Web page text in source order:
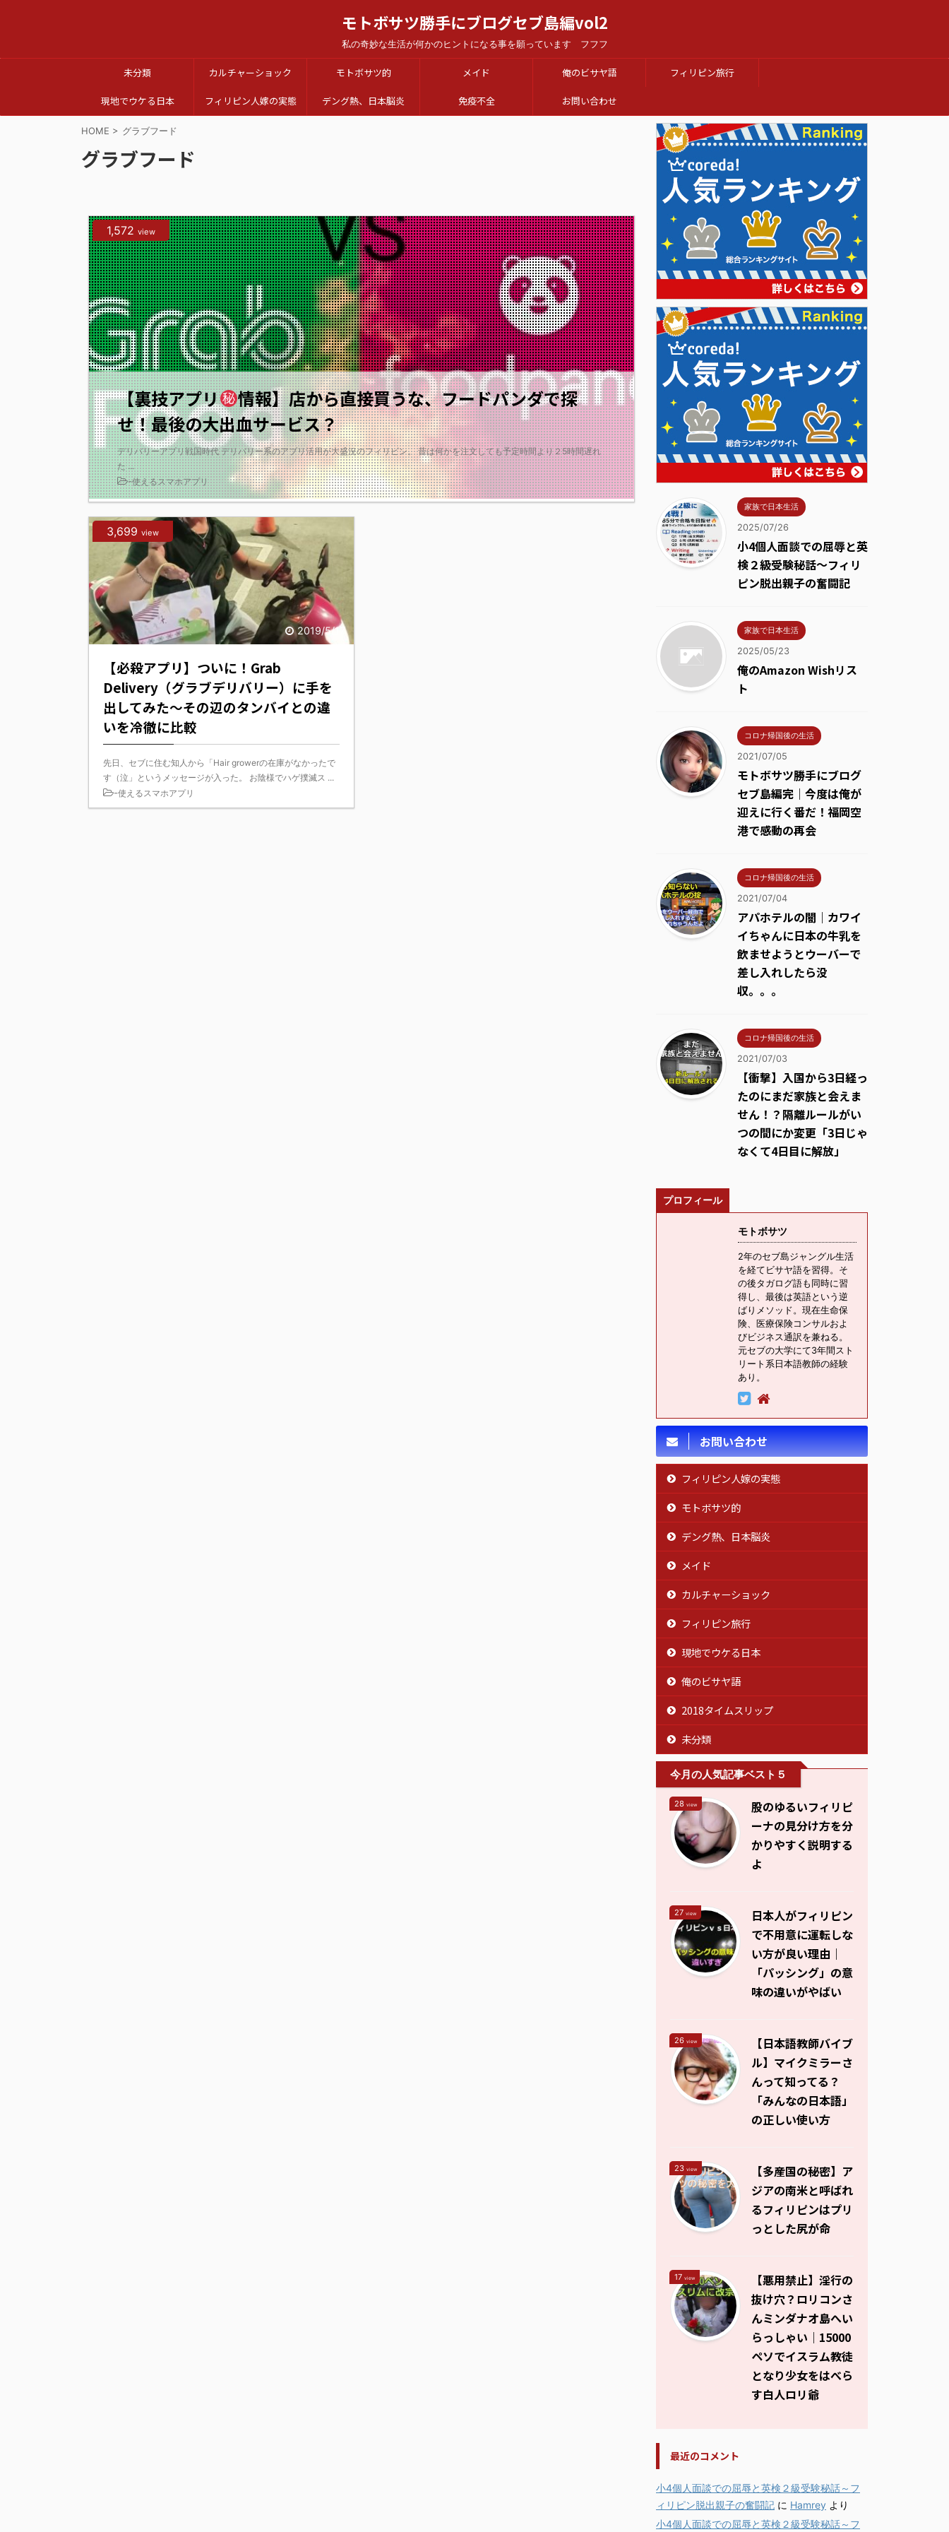
モトボサツ勝手にブログセブ島編vol2
私の奇妙な生活が何かのヒントになる事を願っています フフフ
未分類 カルチャーショック モトボサツ的 メイド 俺のビサヤ語 フィリピン旅行
現地でウケる日本 フィリピン人嫁の実態 デング熱、日本脳炎 免疫不全 お問い合わせ
HOME > グラブフード
グラブフード
2019/9/17
1,572 view
【裏技アプリ
情報】店から直接買うな、フードパンダで探
せ！最後の大出血サービス？
デリバリーアプリ戦国時代 デリバリー系のアプリ活用が大盛況のフィリピン。 昔は何かを注文しても予定時間より２5時間遅れ
た ...
-使えるスマホアプリ
2019/5/17
3,699 view
【必殺アプリ】ついに！Grab
Delivery（グラブデリバリー）に手を
出してみた～その辺のタンバイとの違
いを冷徹に比較
先日、セブに住む知人から「Hair growerの在庫がなかったで
す（泣」というメッセージが入った。 お陰様でハゲ撲滅ス ...
-使えるスマホアプリ
家族で日本生活
2025/07/26
小4個人面談での屈辱と英
検２級受験秘話～フィリ
ピン脱出親子の奮闘記
家族で日本生活
2025/05/23
俺のAmazon Wishリス
ト
コロナ帰国後の生活
2021/07/05
モトボサツ勝手にブログ
セブ島編完｜今度は俺が
迎えに行く番だ！福岡空
港で感動の再会
コロナ帰国後の生活
2021/07/04
アパホテルの闇｜カワイ
イちゃんに日本の牛乳を
飲ませようとウーバーで
差し入れしたら没
収。。。
コロナ帰国後の生活
2021/07/03
【衝撃】入国から3日経っ
たのにまだ家族と会えま
せん！？隔離ルールがい
つの間にか変更「3日じゃ
なくて4日目に解放」
プロフィール
モトボサツ
2年のセブ島ジャングル生活
を経てビサヤ語を習得。そ
の後タガログ語も同時に習
得し、最後は英語という逆
ばりメソッド。現在生命保
険、医療保険コンサルおよ
びビジネス通訳を兼ねる。
元セブの大学にて3年間スト
リート系日本語教師の経験
あり。
お問い合わせ
フィリピン人嫁の実態
モトボサツ的
デング熱、日本脳炎
メイド
カルチャーショック
フィリピン旅行
現地でウケる日本
俺のビサヤ語
2018タイムスリップ
未分類
今月の人気記事ベスト５
28 view
股のゆるいフィリピ
ーナの見分け方を分
かりやすく説明する
よ
27 view
日本人がフィリピン
で不用意に運転しな
い方が良い理由｜
「パッシング」の意
味の違いがやばい
26 view
【日本語教師バイブ
ル】マイクミラーさ
んって知ってる？
「みんなの日本語」
の正しい使い方
23 view
【多産国の秘密】ア
ジアの南米と呼ばれ
るフィリピンはプリ
っとした尻が命
17 view
【悪用禁止】淫行の
抜け穴？ロリコンさ
んミンダナオ島へい
らっしゃい｜15000
ペソでイスラム教徒
となり少女をはべら
す白人ロリ爺
最近のコメント
小4個人面談での屈辱と英検２級受験秘話～フ
ィリピン脱出親子の奮闘記 に Hamrey より
小4個人面談での屈辱と英検２級受験秘話～フ